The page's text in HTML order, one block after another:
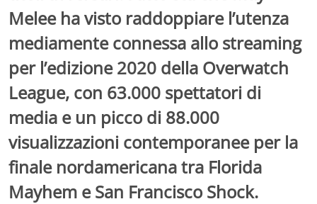
Melee ha visto raddoppiare l’utenza
mediamente connessa allo streaming
per l’edizione 2020 della Overwatch
League, con 63.000 spettatori di
media e un picco di 88.000
visualizzazioni contemporanee per la
finale nordamericana tra Florida
Mayhem e San Francisco Shock.